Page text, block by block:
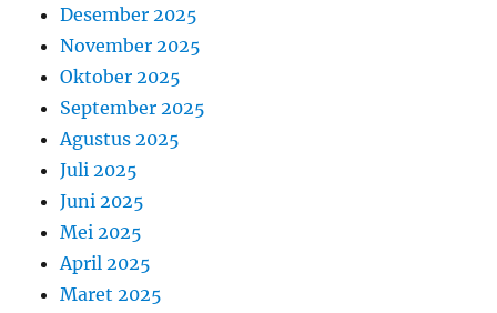
Desember 2025
November 2025
Oktober 2025
September 2025
Agustus 2025
Juli 2025
Juni 2025
Mei 2025
April 2025
Maret 2025